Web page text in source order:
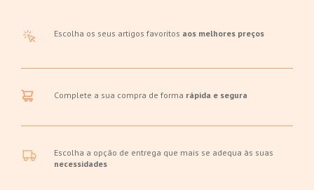
Escolha os seus artigos favoritos aos melhores preços
Complete a sua compra de forma rápida e segura
Escolha a opção de entrega que mais se adequa às suas
necessidades